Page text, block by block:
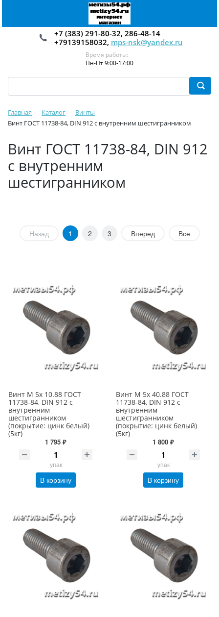
+7 (383) 291-80-32, 286-48-14
+79139158032, mps-nsk@yandex.ru
Время работы:
Пн-Пт 9:00-17:00
Главная Каталог
Винты
Винт ГОСТ 11738-84, DIN 912 с внутренним шестигранником
Винт ГОСТ 11738-84, DIN 912
с внутренним
шестигранником
Назад 1 2 3 Вперед Все
Винт М 5х 10.88 ГОСТ
11738-84, DIN 912 с
внутренним
шестигранником
(покрытие: цинк белый)
(5кг)
1 795 ₽
упак
В корзину
Винт М 5х 40.88 ГОСТ
11738-84, DIN 912 с
внутренним
шестигранником
(покрытие: цинк белый)
(5кг)
1 800 ₽
упак
В корзину